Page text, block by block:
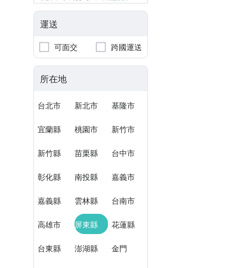
運送
可面交 跨國運送
所在地
台北市 新北市 基隆市
宜蘭縣 桃園市 新竹市
新竹縣 苗栗縣 台中市
彰化縣 南投縣 嘉義市
嘉義縣 雲林縣 台南市
高雄市 屏東縣 花蓮縣
台東縣 澎湖縣 金門